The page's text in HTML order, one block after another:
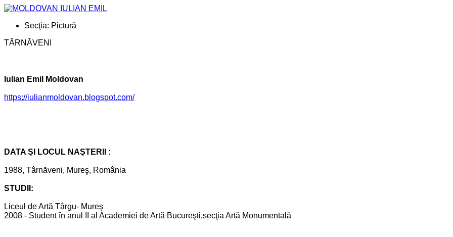
Secţia: Pictură
TÂRNĂVENI
Iulian Emil Moldovan
https://iulianmoldovan.blogspot.com/
DATA ŞI LOCUL NAŞTERII :
1988, Târnăveni, Mureş, România
STUDII:
Liceul de Artă Târgu- Mureş
2008 - Student în anul II al Academiei de Artă Bucureşti,secţia Artă Monumentală